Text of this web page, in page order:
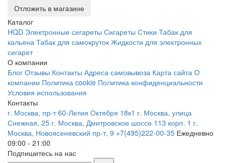
Отложить в магазине
Каталог
HQD Электронные сигареты Сигареты Стики Табак для
кальяна Табак для самокруток Жидкости для электронных
сигарет
О компании
Блог Отзывы Контакты Адреса самовывоза Карта сайта О
компании Политика cookie Политика конфиденциальности
Условия использования
Контакты
г. Москва, пр-т 60-Летия Октября 18к1 г. Москва, улица
Снежная, 25 г. Москва, Дмитровское шоссе 113 корп. 1 г.
Москва, Новоясеневский пр-т, 9 +7(495)222-00-35 Ежедневно
09:00 - 21:00
Подпишитесь на нас